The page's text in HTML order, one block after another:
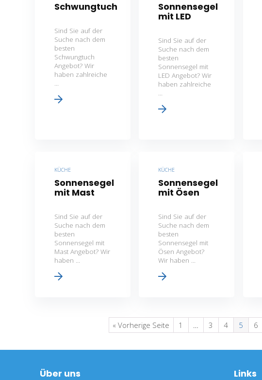
Schwungtuch
Sind Sie auf der
Suche nach dem
besten
Schwungtuch
Angebot? Wir
haben zahlreiche
...
Sonnensegel
mit LED
Sind Sie auf der
Suche nach dem
besten
Sonnensegel mit
LED Angebot? Wir
haben zahlreiche
...
KÜCHE
Sonnensegel
mit Mast
Sind Sie auf der
Suche nach dem
besten
Sonnensegel mit
Mast Angebot? Wir
haben ...
KÜCHE
Sonnensegel
mit Ösen
Sind Sie auf der
Suche nach dem
besten
Sonnensegel mit
Ösen Angebot?
Wir haben ...
« Vorherige Seite 1 3 4 5 6
Über uns Links